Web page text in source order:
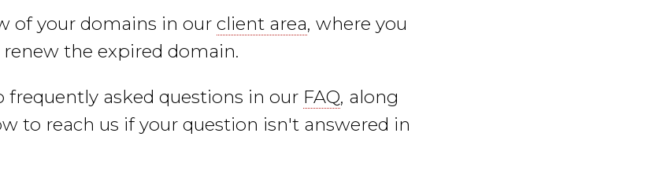
of your domains in our client area, where you
the expired domain.
frequently asked questions in our FAQ, along
to reach us if your question isn't answered in